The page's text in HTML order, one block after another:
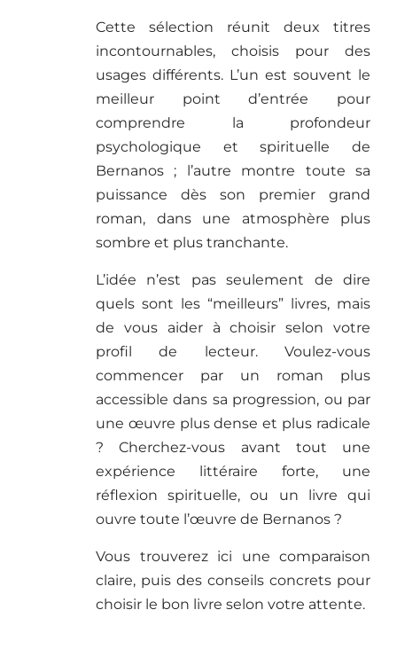
Cette sélection réunit deux titres
incontournables, choisis pour des
usages différents. L’un est souvent le
meilleur point d’entrée pour
comprendre la profondeur
psychologique et spirituelle de
Bernanos ; l’autre montre toute sa
puissance dès son premier grand
roman, dans une atmosphère plus
sombre et plus tranchante.
L’idée n’est pas seulement de dire
quels sont les “meilleurs” livres, mais
de vous aider à choisir selon votre
profil de lecteur. Voulez-vous
commencer par un roman plus
accessible dans sa progression, ou par
une œuvre plus dense et plus radicale
? Cherchez-vous avant tout une
expérience littéraire forte, une
réflexion spirituelle, ou un livre qui
ouvre toute l’œuvre de Bernanos ?
Vous trouverez ici une comparaison
claire, puis des conseils concrets pour
choisir le bon livre selon votre attente.